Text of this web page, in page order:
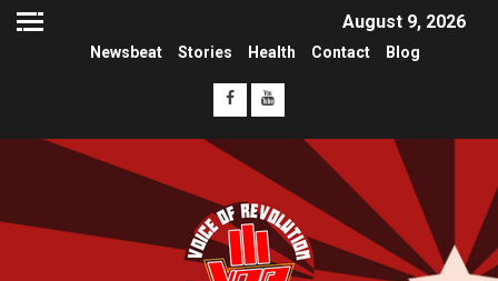
August 9, 2026
Newsbeat Stories Health Contact Blog